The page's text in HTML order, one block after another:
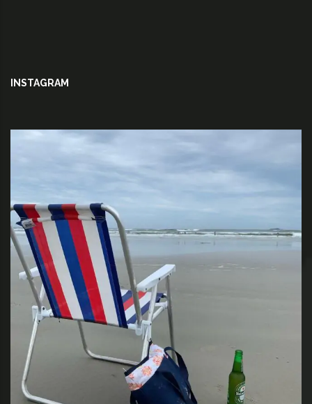
INSTAGRAM